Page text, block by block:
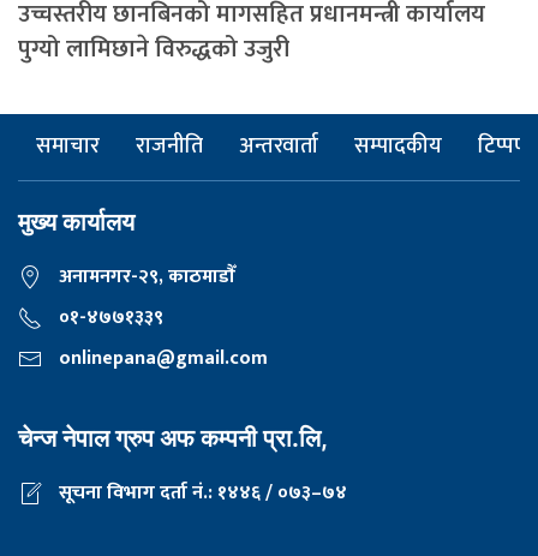
उच्चस्तरीय छानबिनको मागसहित प्रधानमन्त्री कार्यालय
पुग्यो लामिछाने विरुद्धको उजुरी
समाचार राजनीति अन्तरवार्ता सम्पादकीय टिप्पणी
मुख्य कार्यालय
अनामनगर-२९, काठमाडाैँ
०१-४७७१३३९
onlinepana@gmail.com
चेन्ज नेपाल ग्रुप अफ कम्पनी प्रा.लि,
सूचना विभाग दर्ता नं.: १४४६ / ०७३–७४